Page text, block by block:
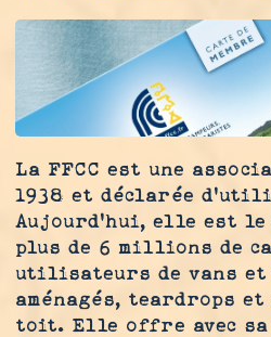
La FFCC est une
1938 et déclarée
Aujourd'hui, elle est le
plus de 6 millions de
utilisateurs de vans et
aménagés, teardrops
toit. Elle offre avec sa